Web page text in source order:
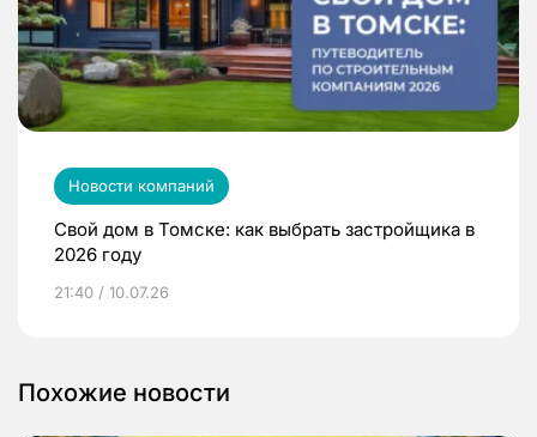
Новости компаний
Свой дом в Томске: как выбрать застройщика в
2026 году
21:40 / 10.07.26
Похожие новости